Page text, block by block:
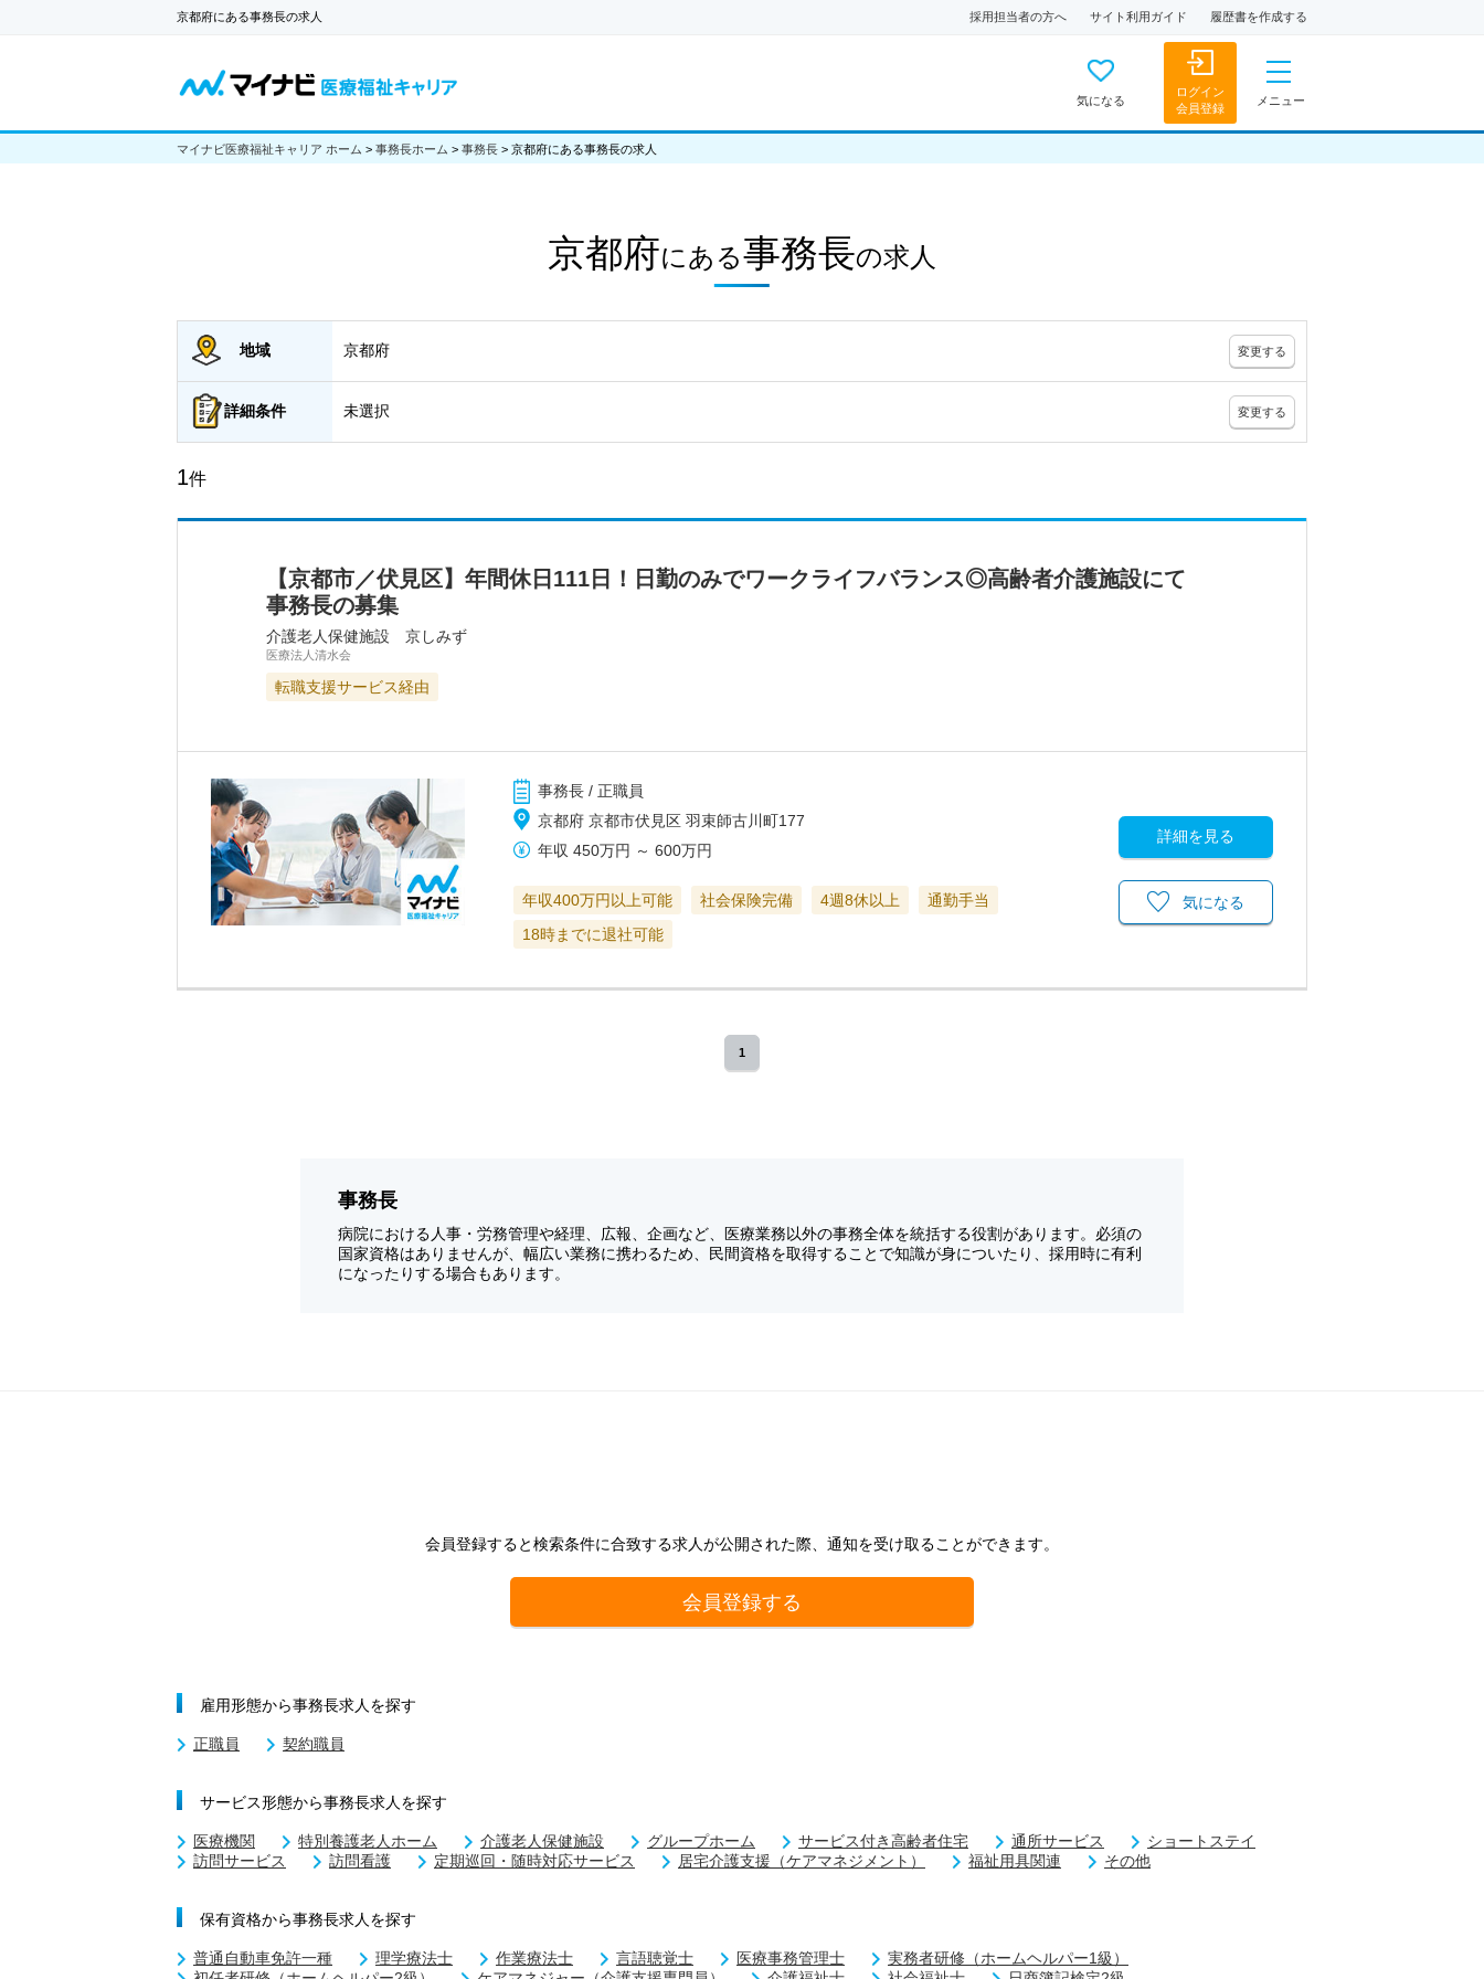
京都府にある事務長の求人 採用担当者の方へ サイト利用ガイド 履歴書を作成する
気になる
ログイン
会員登録
メニュー
マイナビ医療福祉キャリア ホーム > 事務長ホーム > 事務長 > 京都府にある事務長の求人
京都府にある事務長の求人
地域 京都府 変更する
詳細条件 未選択 変更する
1件
【京都市／伏見区】年間休日111日！日勤のみでワークライフバランス◎高齢者介護施設にて
事務長の募集
介護老人保健施設 京しみず
医療法人清水会
転職支援サービス経由
事務長 / 正職員
京都府 京都市伏見区 羽束師古川町177
年収 450万円 ～600万円
年収400万円以上可能 社会保険完備 4週8休以上
通勤手当
18時までに退社可能
詳細を見る
気になる
1
事務長
病院における人事・労務管理や経理、広報、企画など、医療業務以外の事務全体を統括する役割があります。必須の
国家資格はありませんが、幅広い業務に携わるため、民間資格を取得することで知識が身についたり、採用時に有利
になったりする場合もあります。
会員登録すると検索条件に合致する求人が公開された際、通知を受け取ることができます。
会員登録する
雇用形態から事務長求人を探す
正職員 契約職員
サービス形態から事務長求人を探す
医療機関 特別養護老人ホーム 介護老人保健施設 グループホーム サービス付き高齢者住宅 通所サービス
ショートステイ
訪問サービス
訪問看護 定期巡回・随時対応サービス 居宅介護支援（ケアマネジメント） 福祉用具関連 その他
保有資格から事務長求人を探す
普通自動車免許一種 理学療法士 作業療法士 言語聴覚士 医療事務管理士
実務者研修（ホームヘルパー1級）